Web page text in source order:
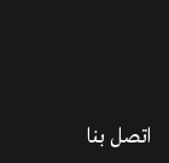
اتصل بنا